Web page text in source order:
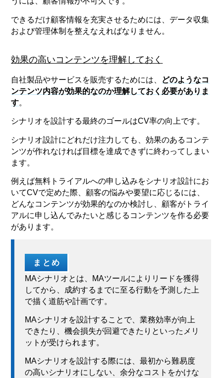
できるだけ顧客情報を充実させるためには、データ収集
および管理体制を整えなえればなりません。
効果の高いコンテンツを理解しておく
自社製品やサービスを販売するためには、 どのようなコ
ンテンツ内容が効果的なのか理解しておく必要がありま
す。
シナリオを設計する最終のゴールはCV率の向上です。
シナリオ設計にどれだけ注力しても、効果のあるコンテ
ンツが作れなければ目標を達成できずに終わってしまい
ます。
例えば無料トライアルへの申し込みをシナリオ設計にお
いてCVで定めた際、顧客の悩みや要望に応じるには、
どんなコンテンツが効果的なのか検討し、顧客がトライ
アルに申し込んでみたいと感じるコンテンツを作る必要
があります。
まとめ
MAシナリオとは、MAツールによりリードを獲得
してから、成約するまでに至る行動を予測した上
で描く道筋や計画です。
MAシナリオを設計することで、業務効率が向上
できたり、機会損失が回避できたりといったメリ
ットが受けられます。
MAシナリオを設計する際には、最初から難易度
の高いシナリオにしない、余分なコストをかけな